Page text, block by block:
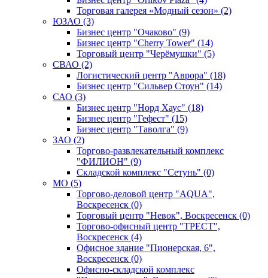
Торговая галерея «Модный сезон» (2)
ЮЗАО (3)
Бизнес центр "Очаково" (9)
Бизнес центр "Cherry Tower" (14)
Торговый центр "Черёмушки" (5)
СВАО (2)
Логистический центр "Аврора" (18)
Бизнес центр "Сильвер Стоун" (14)
САО (3)
Бизнес центр "Норд Хаус" (18)
Бизнес центр "Гефест" (15)
Бизнес центр "Таволга" (9)
ЗАО (2)
Торгово-развлекательный комплекс
"ФИЛИОН" (9)
Складской комплекс "Сетунь" (0)
MO (5)
Торгово-деловой центр "AQUA",
Воскресенск (0)
Торговый центр "Невок", Воскресенск (0)
Торгово-офисный центр "ТРЕСТ",
Воскресенск (4)
Офисное здание "Пионерская, 6",
Воскресенск (0)
Офисно-складской комплекс